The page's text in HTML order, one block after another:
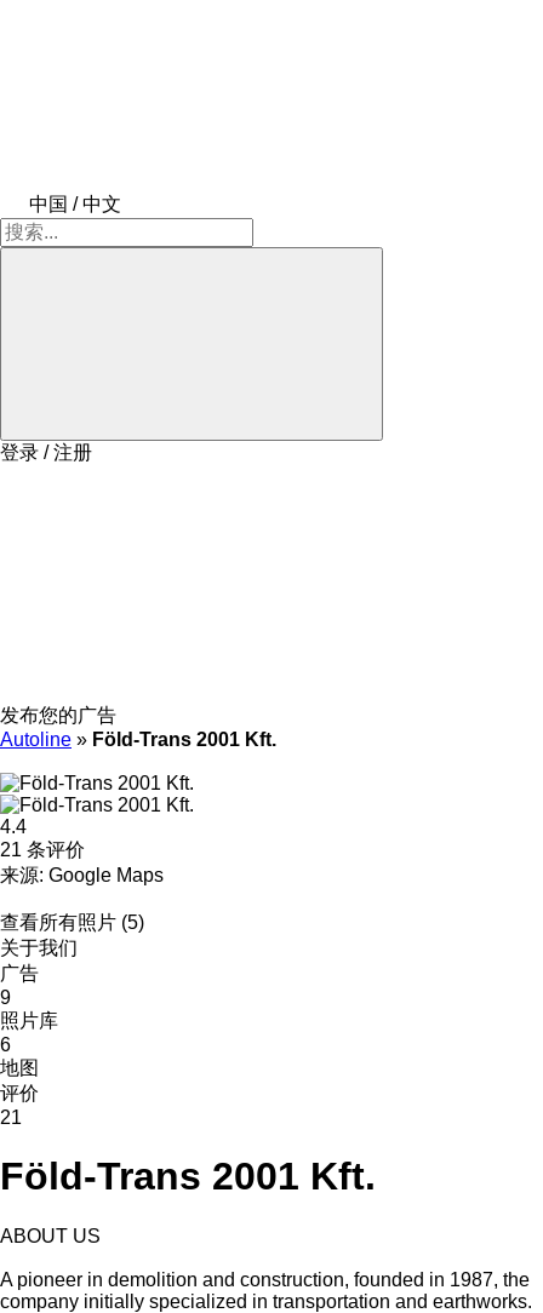
中国 / 中文
登录 / 注册
发布您的广告
Autoline » Föld-Trans 2001 Kft.
4.4
21 条评价
来源: Google Maps
查看所有照片 (5)
关于我们
广告
9
照片库
6
地图
评价
21
Föld-Trans 2001 Kft.
ABOUT US
A pioneer in demolition and construction, founded in 1987, the
company initially specialized in transportation and earthworks.